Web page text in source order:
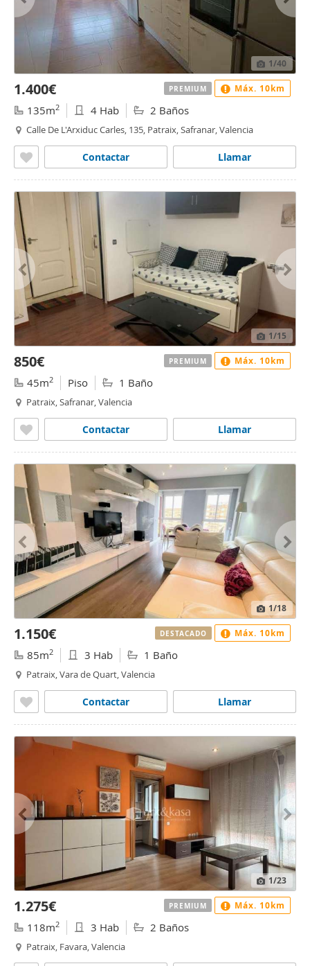
1/40
1.400€
135m2 4 Hab 2 Baños
Calle De L'Arxiduc Carles, 135, Patraix, Safranar, Valencia
Llamar
Contactar
PREMIUM Máx. 10km
1/15
850€
45m2 Piso 1 Baño
Patraix, Safranar, Valencia
Llamar
Contactar
PREMIUM Máx. 10km
1/18
1.150€
85m2 3 Hab 1 Baño
Patraix, Vara de Quart, Valencia
Llamar
Contactar
DESTACADO Máx. 10km
1/23
1.275€
118m2 3 Hab 2 Baños
Patraix, Favara, Valencia
PREMIUM Máx. 10km